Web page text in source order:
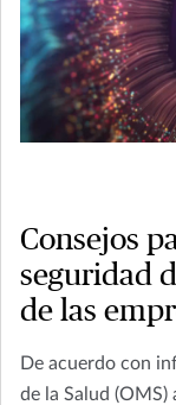
Consejos
seguridad
de las
De acuerdo con
de la Salud